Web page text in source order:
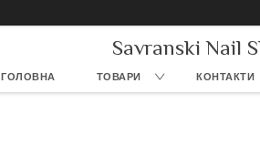
Savranski Nail
ГОЛОВНА ТОВАРИ КОНТАКТИ